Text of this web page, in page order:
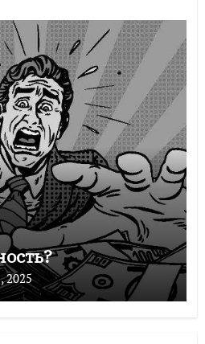
2025